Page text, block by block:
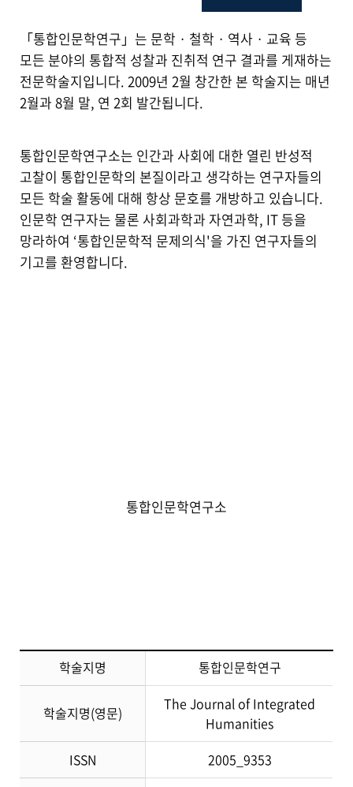
「통합인문학연구」는 문학 · 철학 · 역사 · 교육 등
모든 분야의 통합적 성찰과 진취적 연구 결과를 게재하는
전문학술지입니다. 2009년 2월 창간한 본 학술지는 매년
2월과 8월 말, 연 2회 발간됩니다.
통합인문학연구소는 인간과 사회에 대한 열린 반성적
고찰이 통합인문학의 본질이라고 생각하는 연구자들의
모든 학술 활동에 대해 항상 문호를 개방하고 있습니다.
인문학 연구자는 물론 사회과학과 자연과학, IT 등을
망라하여 ‘통합인문학적 문제의식'을 가진 연구자들의
기고를 환영합니다.
통합인문학연구소
학술지명 통합인문학연구
학술지명(영문)
The Journal of Integrated
Humanities
ISSN
2005_9353